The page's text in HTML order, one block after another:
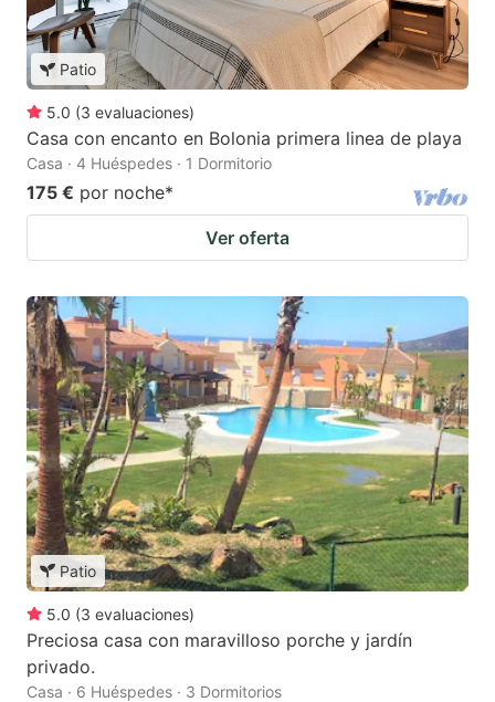
Patio
5.0 (3 evaluaciones)
Casa con encanto en Bolonia primera linea de playa
Casa · 4 Huéspedes · 1 Dormitorio
175 € por noche*
Ver oferta
Patio
5.0 (3 evaluaciones)
Preciosa casa con maravilloso porche y jardín
privado.
Casa · 6 Huéspedes · 3 Dormitorios